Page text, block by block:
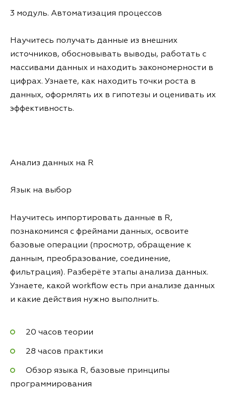
3 модуль. Автоматизация процессов
Научитесь получать данные из внешних
источников, обосновывать выводы, работать с
массивами данных и находить закономерности в
цифрах. Узнаете, как находить точки роста в
данных, оформлять их в гипотезы и оценивать их
эффективность.
Анализ данных на R
Язык на выбор
Научитесь импортировать данные в R,
познакомимся с фреймами данных, освоите
базовые операции (просмотр, обращение к
данным, преобразование, соединение,
фильтрация). Разберёте этапы анализа данных.
Узнаете, какой workflow есть при анализе данных
и какие действия нужно выполнить.
20 часов теории
28 часов практики
Обзор языка R, базовые принципы
программирования